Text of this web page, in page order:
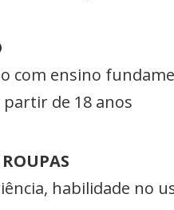
com ensino
de 18 anos
habilidade no